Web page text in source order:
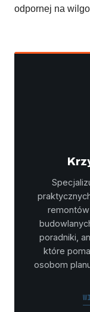
odpornej na
poradniki,
które
osobom